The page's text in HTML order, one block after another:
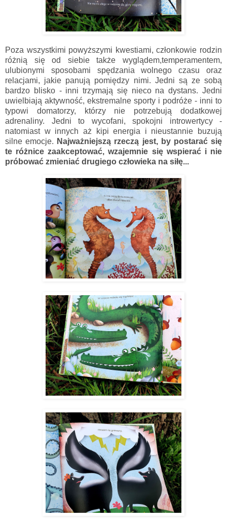
Poza wszystkimi powyższymi kwestiami, członkowie rodzin
różnią się od siebie także wyglądem,temperamentem,
ulubionymi sposobami spędzania wolnego czasu oraz
relacjami, jakie panują pomiędzy nimi. Jedni są ze sobą
bardzo blisko - inni trzymają się nieco na dystans. Jedni
uwielbiają aktywność, ekstremalne sporty i podróże - inni to
typowi domatorzy, którzy nie potrzebują dodatkowej
adrenaliny. Jedni to wycofani, spokojni introwertycy -
natomiast w innych aż kipi energia i nieustannie buzują
silne emocje. Najważniejszą rzeczą jest, by postarać się
te różnice zaakceptować, wzajemnie się wspierać i nie
próbować zmieniać drugiego człowieka na siłę...